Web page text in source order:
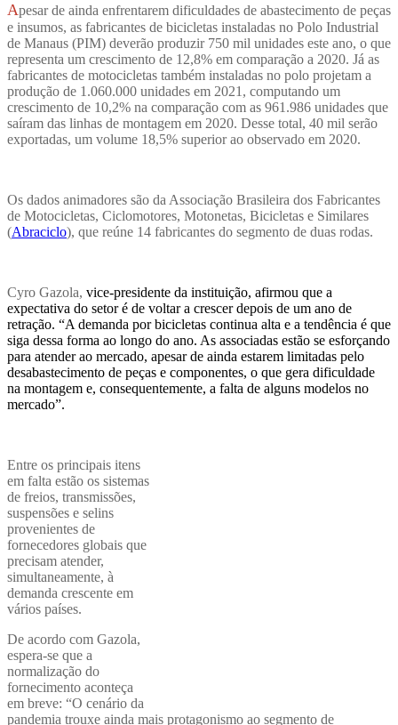
Apesar de ainda enfrentarem dificuldades de abastecimento de peças
e insumos, as fabricantes de bicicletas instaladas no Polo Industrial
de Manaus (PIM) deverão produzir 750 mil unidades este ano, o que
representa um crescimento de 12,8% em comparação a 2020. Já as
fabricantes de motocicletas também instaladas no polo projetam a
produção de 1.060.000 unidades em 2021, computando um
crescimento de 10,2% na comparação com as 961.986 unidades que
saíram das linhas de montagem em 2020. Desse total, 40 mil serão
exportadas, um volume 18,5% superior ao observado em 2020.
Os dados animadores são da Associação Brasileira dos Fabricantes
de Motocicletas, Ciclomotores, Motonetas, Bicicletas e Similares
(Abraciclo), que reúne 14 fabricantes do segmento de duas rodas.
Cyro Gazola, vice-presidente da instituição, afirmou que a
expectativa do setor é de voltar a crescer depois de um ano de
retração. “A demanda por bicicletas continua alta e a tendência é que
siga dessa forma ao longo do ano. As associadas estão se esforçando
para atender ao mercado, apesar de ainda estarem limitadas pelo
desabastecimento de peças e componentes, o que gera dificuldade
na montagem e, consequentemente, a falta de alguns modelos no
mercado”.
Entre os principais itens
em falta estão os sistemas
de freios, transmissões,
suspensões e selins
provenientes de
fornecedores globais que
precisam atender,
simultaneamente, à
demanda crescente em
vários países.
De acordo com Gazola,
espera-se que a
normalização do
fornecimento aconteça
em breve: “O cenário da
pandemia trouxe ainda mais protagonismo ao segmento de